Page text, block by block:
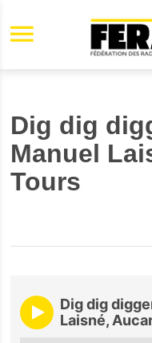
Aller
Dig dig
Manuel
Tours
Dig dig
Laisné,